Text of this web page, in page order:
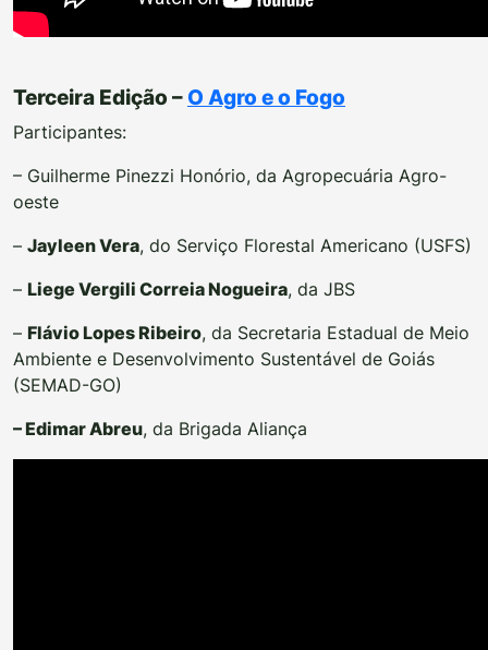
Terceira Edição – O Agro e o Fogo
Participantes:
– Guilherme Pinezzi Honório, da Agropecuária Agro-
oeste
– Jayleen Vera, do Serviço Florestal Americano (USFS)
– Liege Vergili Correia Nogueira, da JBS
– Flávio Lopes Ribeiro, da Secretaria Estadual de Meio
Ambiente e Desenvolvimento Sustentável de Goiás
(SEMAD-GO)
– Edimar Abreu, da Brigada Aliança